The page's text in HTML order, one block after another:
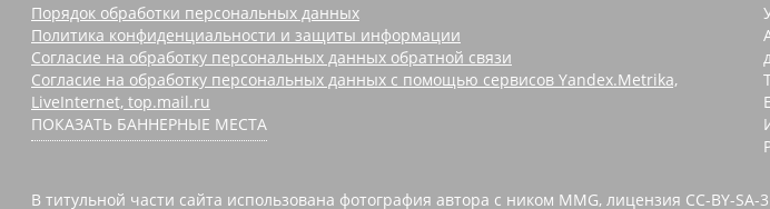
Порядок обработки персональных данных
Политика конфиденциальности и защиты информации
Согласие на обработку персональных данных обратной связи
Согласие на обработку персональных данных с помощью сервисов Yandex.Metrika,
LiveInternet, top.mail.ru
ПОКАЗАТЬ БАННЕРНЫЕ МЕСТА
В титульной части сайта использована фотография автора с ником MMG, лицензия CC-BY-SA-